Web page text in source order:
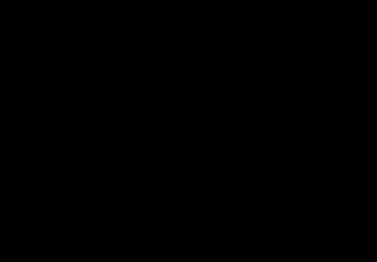
и я был в курсе каждого этапа. Отлично